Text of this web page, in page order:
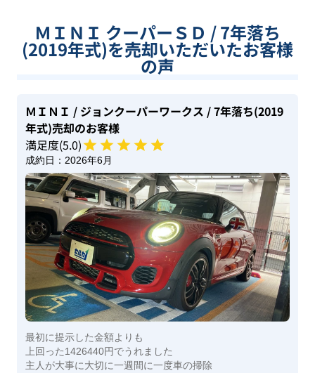
ＭＩＮＩ クーパーＳＤ / 7年落ち
(2019年式)を売却いただいたお客様
の声
ＭＩＮＩ / ジョンクーパーワークス / 7年落ち(2019
年式)売却のお客様
満足度(5.0)
成約日： 2026年6月
最初に提示した金額よりも
上回った1426440円でうれました
主人が大事に大切に一週間に一度車の掃除